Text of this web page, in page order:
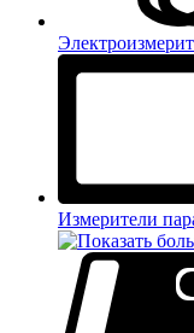
Измерители